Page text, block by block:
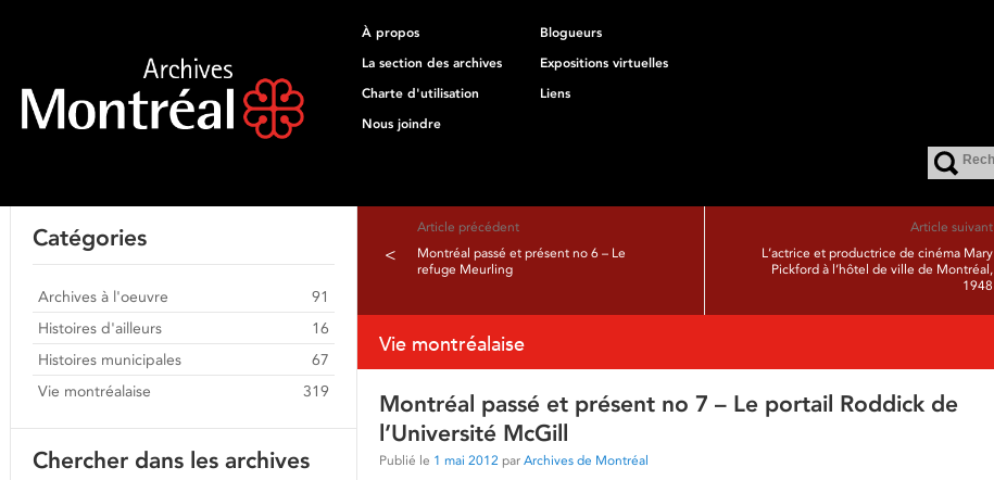
À propos
Blogueurs
La section des archives
Expositions virtuelles
Charte d'utilisation
Liens
Nous joindre
Article précédent
<
Montréal passé et présent no 6 – Le
refuge Meurling
Article suivant
L’actrice et productrice de cinéma Mary
Pickford à l’hôtel de ville de Montréal,
1948
Vie montréalaise
Montréal passé et présent no 7 – Le portail Roddick de
l’Université McGill
Publié le 1 mai 2012 par Archives de Montréal
Catégories
Archives à l'oeuvre
91
Histoires d'ailleurs
16
Histoires municipales
67
Vie montréalaise
319
Chercher dans les archives